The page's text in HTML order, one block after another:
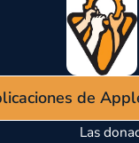
de
Las